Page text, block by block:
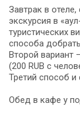
Завтрак в
экскурсия в
туристических
способа
Второй вариант
(200 RUB с
Третий способ
Обед в кафе у